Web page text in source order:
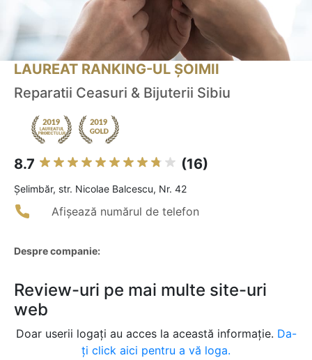
LAUREAT RANKING-UL ȘOIMII
Reparatii Ceasuri & Bijuterii Sibiu
8.7 (16)
Şelimbăr, str. Nicolae Balcescu, Nr. 42
Afișează numărul de telefon
Despre companie:
Review-uri pe mai multe site-uri
web
Doar userii logați au acces la această informație. Da-
ți click aici pentru a vă loga.